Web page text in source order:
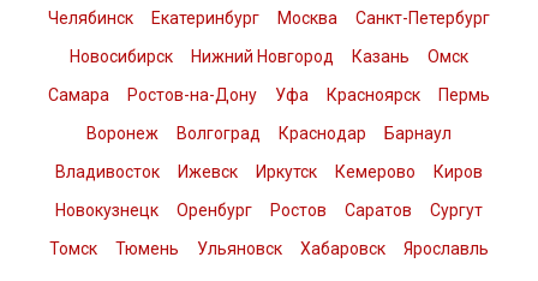
Челябинск Екатеринбург Москва
Санкт-Петербург
Новосибирск
Нижний Новгород Казань
Омск
Самара
Ростов-на-Дону Уфа Красноярск
Пермь
Воронеж
Волгоград Краснодар
Барнаул
Владивосток
Ижевск Иркутск Кемерово
Киров
Новокузнецк
Оренбург Ростов Саратов
Сургут
Томск
Тюмень Ульяновск Хабаровск Ярославль